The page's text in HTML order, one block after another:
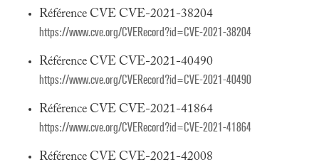
Référence CVE CVE-2021-38204
https://www.cve.org/CVERecord?id=CVE-2021-38204
Référence CVE CVE-2021-40490
https://www.cve.org/CVERecord?id=CVE-2021-40490
Référence CVE CVE-2021-41864
https://www.cve.org/CVERecord?id=CVE-2021-41864
Référence CVE CVE-2021-42008